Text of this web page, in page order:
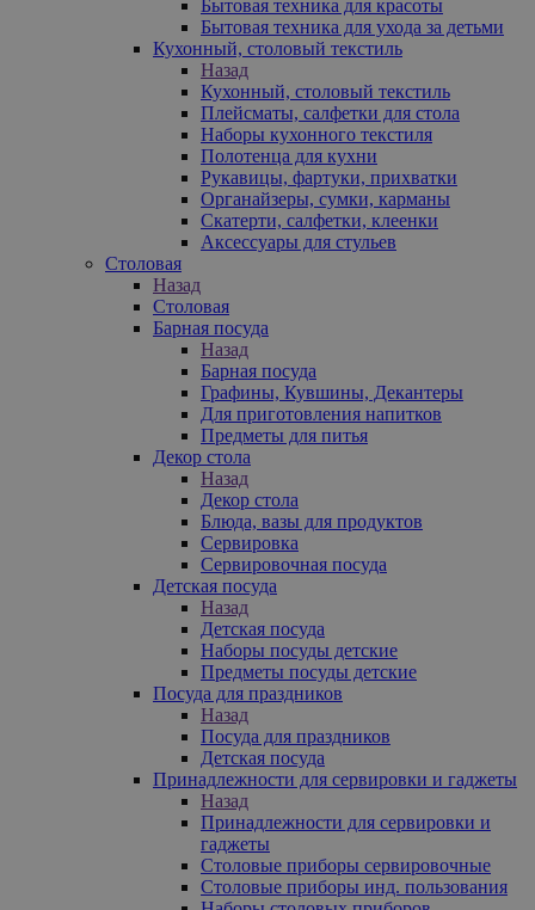
Бытовая техника для красоты
Бытовая техника для ухода за детьми
Кухонный, столовый текстиль
Назад
Кухонный, столовый текстиль
Плейсматы, салфетки для стола
Наборы кухонного текстиля
Полотенца для кухни
Рукавицы, фартуки, прихватки
Органайзеры, сумки, карманы
Скатерти, салфетки, клеенки
Аксессуары для стульев
Столовая
Назад
Столовая
Барная посуда
Назад
Барная посуда
Графины, Кувшины, Декантеры
Для приготовления напитков
Предметы для питья
Декор стола
Назад
Декор стола
Блюда, вазы для продуктов
Сервировка
Сервировочная посуда
Детская посуда
Назад
Детская посуда
Наборы посуды детские
Предметы посуды детские
Посуда для праздников
Назад
Посуда для праздников
Детская посуда
Принадлежности для сервировки и гаджеты
Назад
Принадлежности для сервировки и
гаджеты
Столовые приборы сервировочные
Столовые приборы инд. пользования